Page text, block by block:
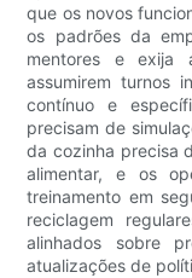
que os novos
os padrões da
mentores e exija
assumirem turnos
contínuo e
precisam de
da cozinha precisa
alimentar, e os
treinamento em
reciclagem
alinhados sobre
atualizações de